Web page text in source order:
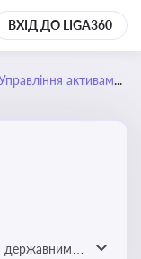
ВХІД ДО LIGA360
активами
державними,